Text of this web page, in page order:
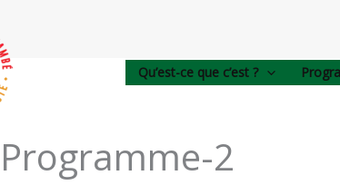
Qu’est-ce que c’est ?
Programme-2